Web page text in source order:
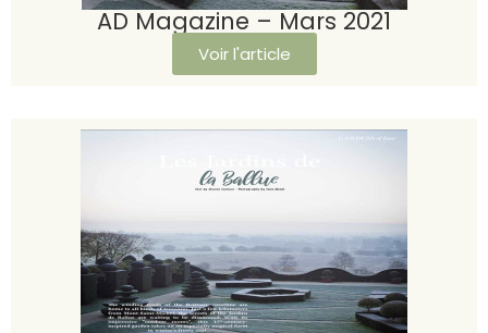
AD Magazine – Mars 2021
Voir l'article